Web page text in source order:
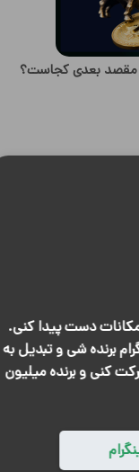
دست پیدا کنی.
برنده شی و تبدیل به
کنی و برنده میلیون
تحلیل خود را